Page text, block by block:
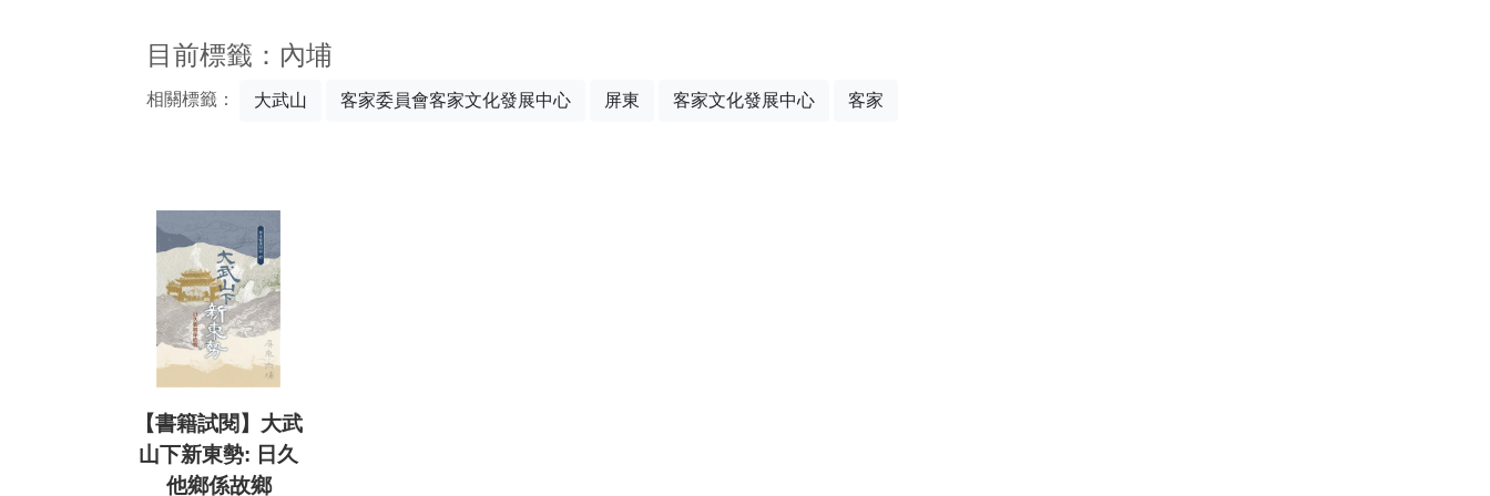
目前標籤：內埔
相關標籤： 大武山 客家委員會客家文化發展中心 屏東 客家文化發展中心 客家
【書籍試閱】大武
山下新東勢: 日久
他鄉係故鄉